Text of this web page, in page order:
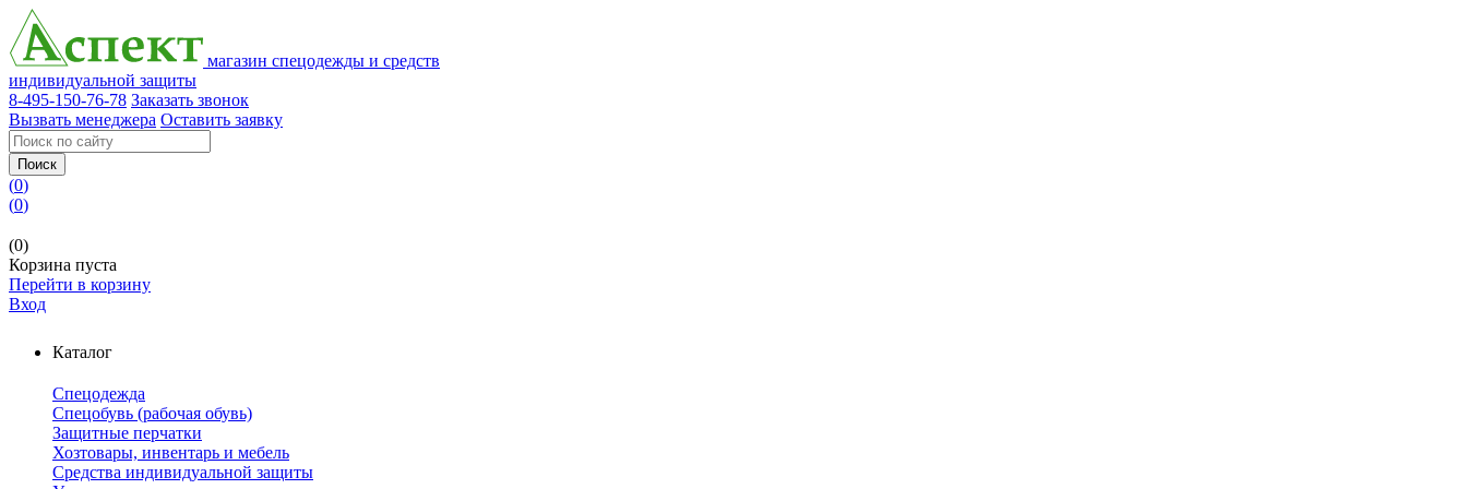
магазин спецодежды и средств
индивидуальной защиты
8-495-150-76-78 Заказать звонок
Вызвать менеджера Оставить заявку
Поиск
(0)
(0)
(0)
Корзина пуста
Перейти в корзину
Вход
Каталог
Спецодежда
Спецобувь (рабочая обувь)
Защитные перчатки
Хозтовары, инвентарь и мебель
Средства индивидуальной защиты